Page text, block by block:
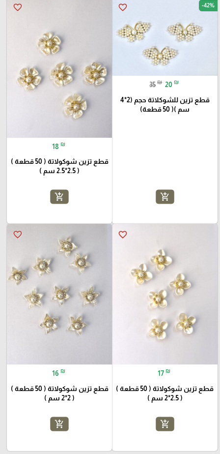
favorite_border -42%
35 ₪ 20 ₪
قطع تزين للشوكلاتة حجم (2*4
سم )( 50 قطعة)
add_shopping_cart
favorite_border
18 ₪
قطع تزين شوكولاتة ( 50 قطعة )
( 2.5*2.5 سم )
add_shopping_cart
favorite_border
17 ₪
قطع تزين شوكولاتة ( 50 قطعة )
( 2.5*2 سم )
add_shopping_cart
favorite_border
16 ₪
قطع تزين شوكولاتة ( 50 قطعة )
( 2*2 سم )
add_shopping_cart